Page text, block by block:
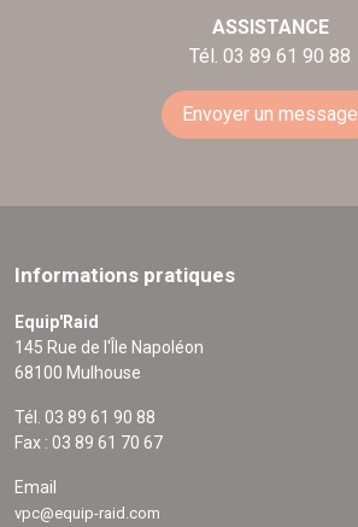
ASSISTANCE
Tél. 03 89 61 90 88
Envoyer un message
Informations pratiques
Equip'Raid
145 Rue de l'Île Napoléon
68100 Mulhouse
Tél. 03 89 61 90 88
Fax : 03 89 61 70 67
Email
vpc@equip-raid.com